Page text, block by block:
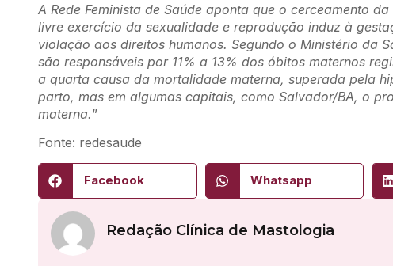
A Rede Feminista de Saúde aponta que o cerceamento
livre exercício da sexualidade e reprodução induz à
violação aos direitos humanos. Segundo o Ministério da
são responsáveis por 11% a 13% dos óbitos maternos
a quarta causa da mortalidade materna, superada pela
parto, mas em algumas capitais, como Salvador/BA, o
materna.”
Fonte: redesaude
Facebook Whatsapp
Redação Clínica de Mastologia